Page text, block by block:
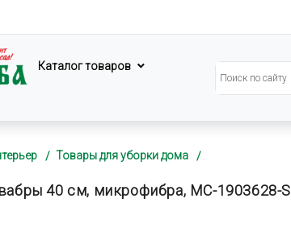
Каталог товаров
Товары для уборки дома
40 см, микрофибра, MC-1903628-S